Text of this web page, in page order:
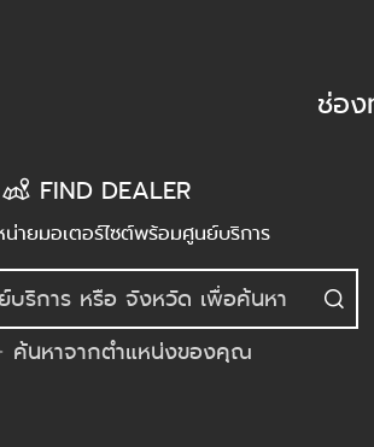
ช่อง
FIND DEALER
น่ายมอเตอร์ไซต์พร้อมศูนย์บริการ
ค้นหาจากตำแหน่งของคุณ